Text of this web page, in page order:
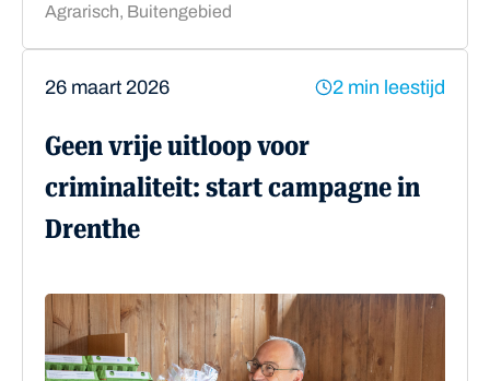
Agrarisch, Buitengebied
26 maart 2026 2 min leestijd
Geen vrije uitloop voor
criminaliteit: start campagne in
Drenthe